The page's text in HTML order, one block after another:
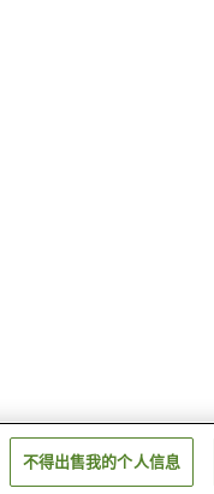
不得出售我的个人信息